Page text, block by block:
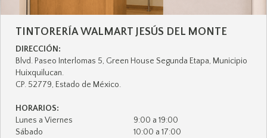
TINTORERÍA WALMART JESÚS DEL MONTE
DIRECCIÓN:
Blvd. Paseo Interlomas 5, Green House Segunda Etapa, Municipio
Huixquilucan.
CP. 52779, Estado de México.
HORARIOS:
Lunes a Viernes
Sábado
9:00 a 19:00
10:00 a 17:00